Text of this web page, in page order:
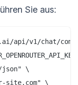
Sie aus:
api/v1/chat/
\
site.com" \